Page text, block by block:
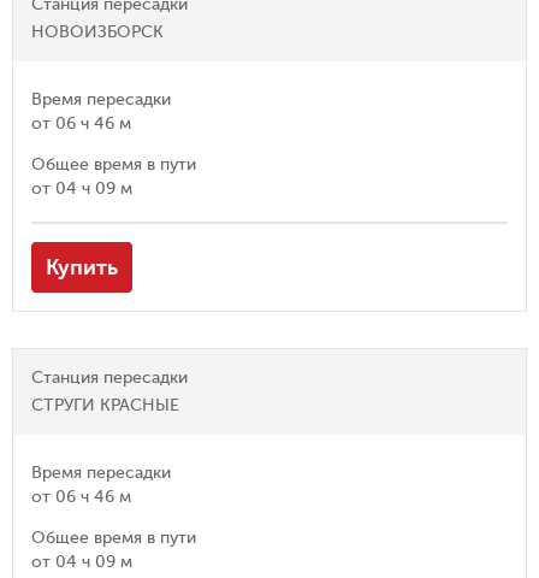
Станция пересадки
НОВОИЗБОРСК
Время пересадки
от 06 ч 46 м
Общее время в пути
от 04 ч 09 м
Купить
Станция пересадки
СТРУГИ КРАСНЫЕ
Время пересадки
от 06 ч 46 м
Общее время в пути
от 04 ч 09 м